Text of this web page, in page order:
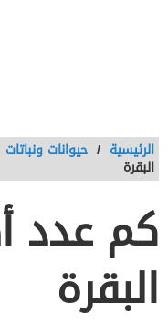
الرئيسية / حيوانات ونباتات
البقرة
كم عدد
البقرة